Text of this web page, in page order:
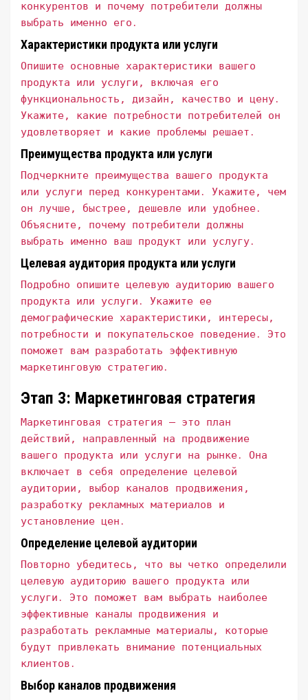
конкурентов и почему потребители должны
выбрать именно его․
Характеристики продукта или услуги
Опишите основные характеристики вашего
продукта или услуги, включая его
функциональность, дизайн, качество и цену․
Укажите, какие потребности потребителей он
удовлетворяет и какие проблемы решает․
Преимущества продукта или услуги
Подчеркните преимущества вашего продукта
или услуги перед конкурентами․ Укажите, чем
он лучше, быстрее, дешевле или удобнее․
Объясните, почему потребители должны
выбрать именно ваш продукт или услугу․
Целевая аудитория продукта или услуги
Подробно опишите целевую аудиторию вашего
продукта или услуги․ Укажите ее
демографические характеристики, интересы,
потребности и покупательское поведение․ Это
поможет вам разработать эффективную
маркетинговую стратегию․
Этап 3: Маркетинговая стратегия
Маркетинговая стратегия – это план
действий, направленный на продвижение
вашего продукта или услуги на рынке․ Она
включает в себя определение целевой
аудитории, выбор каналов продвижения,
разработку рекламных материалов и
установление цен․
Определение целевой аудитории
Повторно убедитесь, что вы четко определили
целевую аудиторию вашего продукта или
услуги․ Это поможет вам выбрать наиболее
эффективные каналы продвижения и
разработать рекламные материалы, которые
будут привлекать внимание потенциальных
клиентов․
Выбор каналов продвижения